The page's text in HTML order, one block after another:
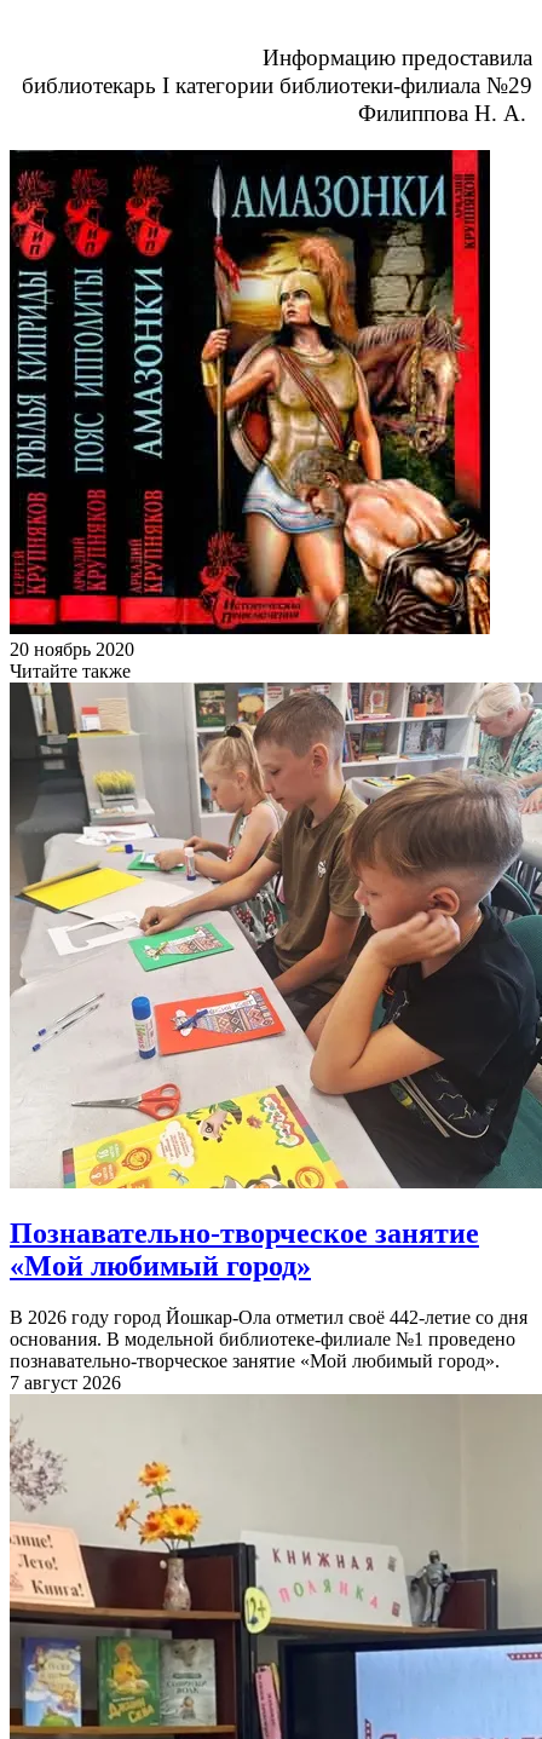
Информацию предоставила
библиотекарь I категории библиотеки-филиала №29
Филиппова Н. А.
20 ноябрь 2020
Читайте также
Познавательно-творческое занятие
«Мой любимый город»
В 2026 году город Йошкар-Ола отметил своё 442-летие со дня
основания. В модельной библиотеке-филиале №1 проведено
познавательно-творческое занятие «Мой любимый город».
7 август 2026